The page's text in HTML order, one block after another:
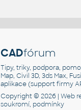
CADfórum
Tipy, triky, podpora,
Map, Civil 3D, 3ds Max,
aplikace (support firmy
Copyright © 2026 |Web
soukromí, podmínky